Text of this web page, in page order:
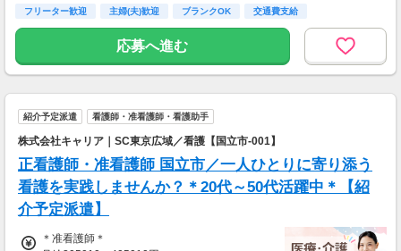
月収例：時給2700円、1日8h、22日勤務=47万
フリーター歓迎
主婦(夫)歓迎 ブランクOK 交通費支給
応募へ進む
紹介予定派遣 看護師・准看護師・看護助手
株式会社キャリア｜SC東京広域／看護【国立市-001】
正看護師・准看護師 国立市／一人ひとりに寄り添う
看護を実践しませんか？＊20代～50代活躍中＊【紹
介予定派遣】
＊准看護師＊